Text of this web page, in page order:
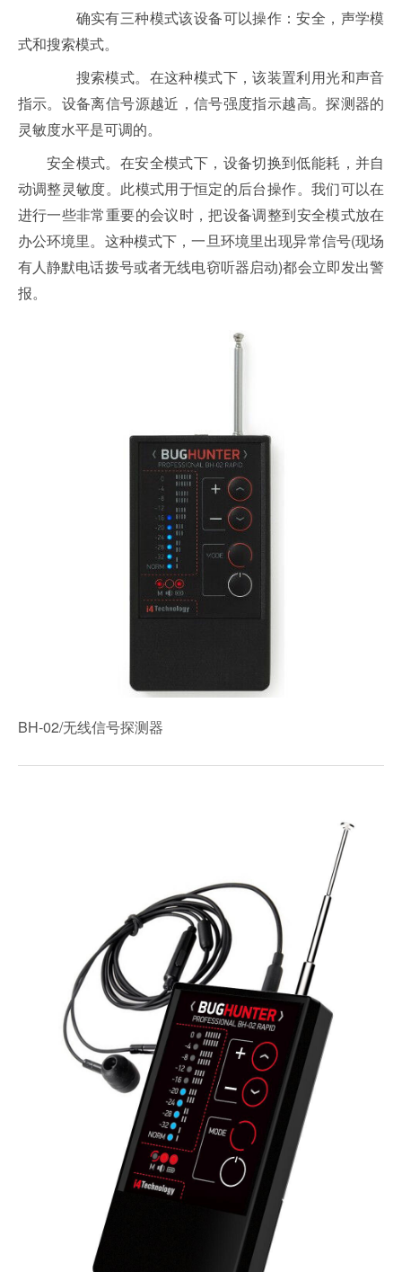
确实有三种模式该设备可以操作：安全，声学模
式和搜索模式。
搜索模式。在这种模式下，该装置利用光和声音
指示。设备离信号源越近，信号强度指示越高。探测器的
灵敏度水平是可调的。
安全模式。在安全模式下，设备切换到低能耗，并自
动调整灵敏度。此模式用于恒定的后台操作。我们可以在
进行一些非常重要的会议时，把设备调整到安全模式放在
办公环境里。这种模式下，一旦环境里出现异常信号(现场
有人静默电话拨号或者无线电窃听器启动)都会立即发出警
报。
BH-02/无线信号探测器